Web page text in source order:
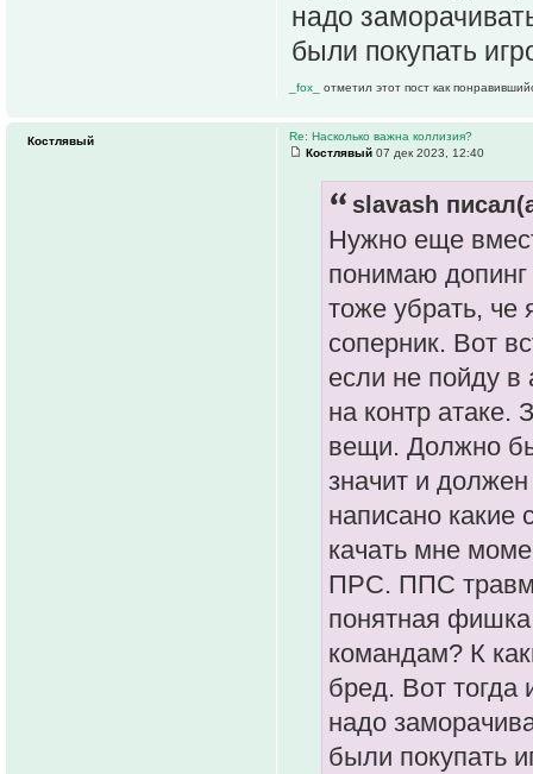
надо
были покупать
_fox_ отметил этот пост как
Re: Насколько важна коллизия?
Костлявый 07 дек 2023, 12:40
slavash
Нужно еще
понимаю
тоже убрать, че
соперник. Вот
если не пойду в
на контр атаке.
вещи. Должно
значит и
написано какие
качать мне
ПРС. ППС
понятная
командам? К
бред. Вот тогда
надо
были покупать
Костлявый